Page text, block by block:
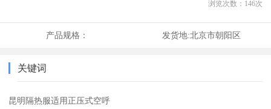
浏览次数： 146次
产品规格： 发货地:北京市朝阳区
关键词
昆明隔热服适用正压式空呼